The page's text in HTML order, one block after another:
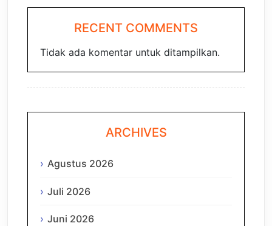
RECENT COMMENTS
Tidak ada komentar untuk ditampilkan.
ARCHIVES
Agustus 2026
Juli 2026
Juni 2026